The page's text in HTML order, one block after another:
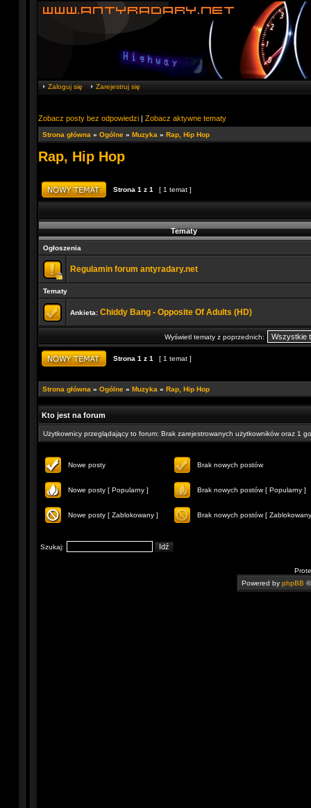
Zaloguj się Zarejestruj się
Zobacz posty bez odpowiedzi | Zobacz aktywne tematy
Strona główna » Ogólne » Muzyka » Rap, Hip Hop
Rap, Hip Hop
Strona 1 z 1 [ 1 temat ]
Tematy
Ogłoszenia
Regulamin forum antyradary.net
Tematy
Ankieta: Chiddy Bang - Opposite Of Adults (HD)
Wyświetl tematy z poprzednich:
Strona 1 z 1 [ 1 temat ]
Strona główna » Ogólne » Muzyka » Rap, Hip Hop
Kto jest na forum
Użytkownicy przeglądający to forum: Brak zarejestrowanych użytkowników oraz 1
Nowe posty Brak nowych postów
Nowe posty [ Popularny ] Brak nowych postów [ Popularny ]
Nowe posty [ Zablokowany ] Brak nowych postów [
Szukaj:
Powered by phpBB